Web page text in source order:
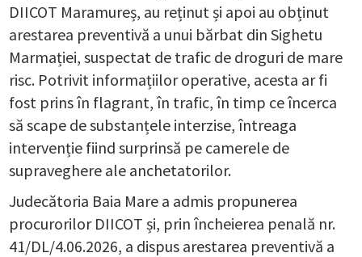
DIICOT Maramureș, au reținut și apoi au obținut
arestarea preventivă a unui bărbat din Sighetu
Marmației, suspectat de trafic de droguri de mare
risc. Potrivit informațiilor operative, acesta ar fi
fost prins în flagrant, în trafic, în timp ce încerca
să scape de substanțele interzise, întreaga
intervenție fiind surprinsă pe camerele de
supraveghere ale anchetatorilor.
Judecătoria Baia Mare a admis propunerea
procurorilor DIICOT și, prin încheierea penală nr.
41/DL/4.06.2026, a dispus arestarea preventivă a